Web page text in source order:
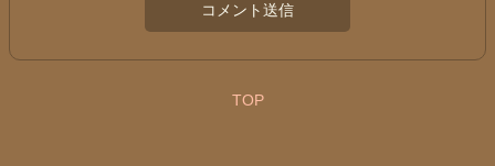
コメント送信
TOP